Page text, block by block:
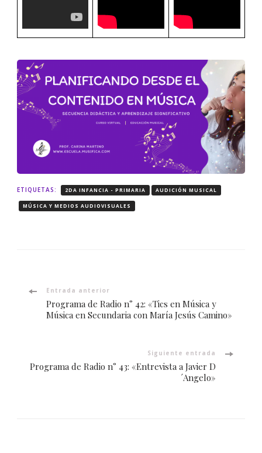
ETIQUETAS: 2DA INFANCIA - PRIMARIA AUDICIÓN MUSICAL
MÚSICA Y MEDIOS AUDIOVISUALES
Navegación
Entrada anterior
Programa de Radio n° 42: «Tics en Música y
Música en Secundaria con María Jesús Camino»
Siguiente entrada
Programa de Radio n° 43: «Entrevista a Javier D
´Angelo»